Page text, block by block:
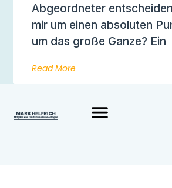
Abgeordneter
mir um einen absoluten
um das große Ganze? Ein
Read More